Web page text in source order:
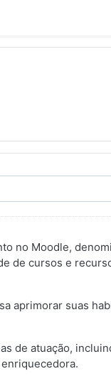
no Moodle,
de cursos e
aprimorar suas
de atuação,